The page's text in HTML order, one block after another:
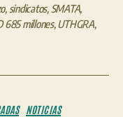
, sindicatos, SMATA,
685 millones, UTHGRA,
NOTICIAS